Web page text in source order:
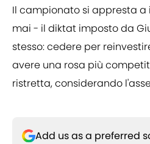
Il campionato si appresta a
mai - il diktat imposto da
stesso: cedere per
avere una rosa più
ristretta, considerando
Add us as a preferred